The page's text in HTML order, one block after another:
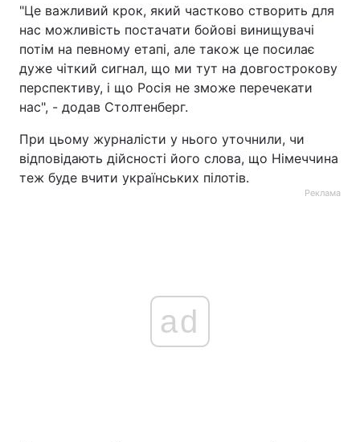
"Це важливий крок, який частково створить для
нас можливість постачати бойові винищувачі
потім на певному етапі, але також це посилає
дуже чіткий сигнал, що ми тут на довгострокову
перспективу, і що Росія не зможе перечекати
нас", - додав Столтенберг.
При цьому журналісти у нього уточнили, чи
відповідають дійсності його слова, що Німеччина
теж буде вчити українських пілотів.
Реклама
ad